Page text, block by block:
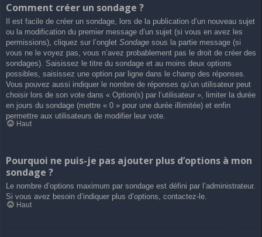
Comment créer un sondage ?
Il est facile de créer un sondage, lors de la publication d’un nouveau sujet
ou la modification du premier message d’un sujet (si vous en avez les
permissions), cliquez sur l’onglet Sondage sous la partie message (si
vous ne le voyez pas, vous n’avez probablement pas le droit de créer des
sondages). Saisissez le titre du sondage et au moins deux options
possibles, saisissez une option par ligne dans le champ des réponses.
Vous pouvez aussi indiquer le nombre de réponses qu’un utilisateur peut
choisir lors de son vote dans « Option(s) par l’utilisateur », limiter la durée
en jours du sondage (mettre « 0 » pour une durée illimitée) et enfin
permettre aux utilisateurs de modifier leur vote.
Haut
Pourquoi ne puis-je pas ajouter plus d’options à mon
sondage ?
Le nombre d’options maximum par sondage est défini par l’administrateur.
Si vous avez besoin d’indiquer plus d’options, contactez-le.
Haut